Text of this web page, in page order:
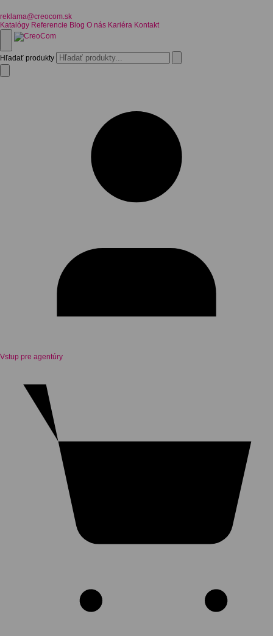
reklama@creocom.sk
Katalógy Referencie Blog O nás Kariéra Kontakt
Hľadať produkty
Vstup pre agentúry